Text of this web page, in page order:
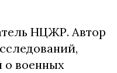
НЦЖР. Автор
о военных